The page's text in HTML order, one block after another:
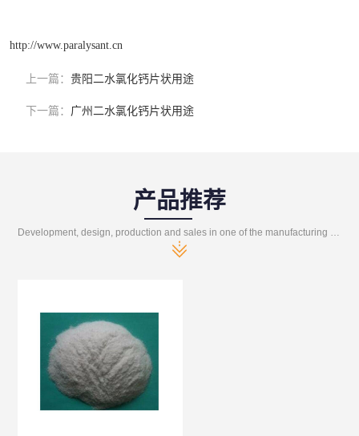
http://www.paralysant.cn
上一篇： 贵阳二水氯化钙片状用途
下一篇： 广州二水氯化钙片状用途
产品推荐
Development, design, production and sales in one of the manufacturing enterprises